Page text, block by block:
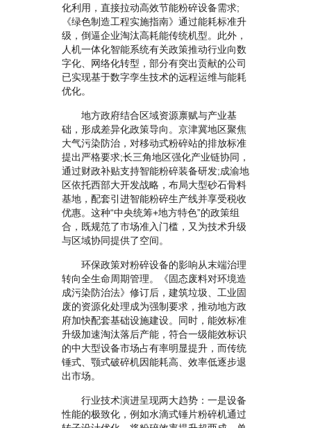
化利用，直接拉动高效节能粉碎设备需求;
《绿色制造工程实施指南》通过能耗标准升
级，倒逼企业淘汰高耗能传统机型。此外，
人机一体化智能系统有关政策推动行业向数
字化、网络化转型，部分有突出贡献的公司
已实现基于数字孪生技术的远程运维与能耗
优化。
地方政府结合区域资源禀赋与产业基
础，形成差异化政策导向。京津冀地区聚焦
大气污染防治，对移动式粉碎站的排放标准
提出严格要求;长三角地区强化产业链协同，
通过财政补贴支持智能粉碎装备研发;成渝地
区依托西部大开发战略，布局大型砂石骨料
基地，配套引进智能粉碎生产线并享受税收
优惠。这种“中央统筹+地方特色”的政策组
合，既规范了市场准入门槛，又为技术升级
与区域协同提供了空间。
环保政策对粉碎设备的影响从末端治理
转向全生命周期管理。《固态废料对环境造
成污染防治法》修订后，建筑垃圾、工业固
废的资源化处理成为强制要求，推动地方政
府加快配套基础设施建设。同时，能效标准
升级加速淘汰落后产能，符合一级能效标识
的中大型设备市场占有率明显提升，而传统
锤式、颚式破碎机因能耗高、效率低逐步退
出市场。
行业技术演进呈现两大趋势：一是设备
性能的极致化，例如水滴式锤片粉碎机通过